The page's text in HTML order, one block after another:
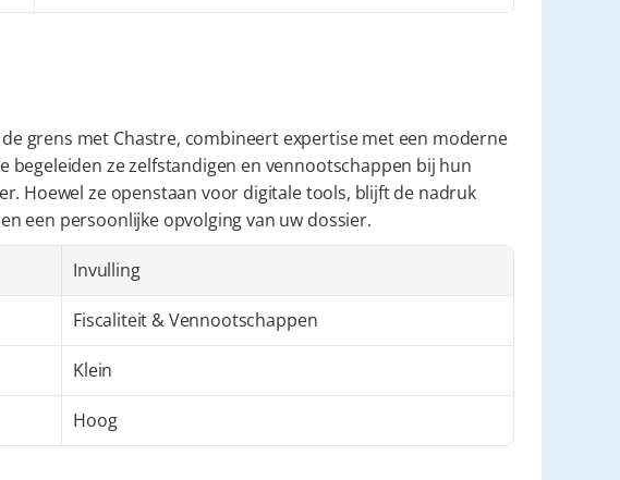
grens met Chastre, combineert expertise met een moderne
begeleiden ze zelfstandigen en vennootschappen bij hun
Hoewel ze openstaan voor digitale tools, blijft de nadruk
een persoonlijke opvolging van uw dossier.
Invulling
Fiscaliteit & Vennootschappen
Klein
Hoog